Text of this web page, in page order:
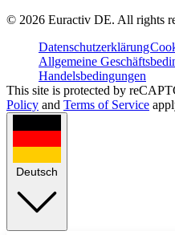
© 2026 Euractiv DE. All rights
Datenschutzerklärung
Allgemeine
Handelsbedingungen
This site is protected by
Policy and Terms of Service
Deutsch